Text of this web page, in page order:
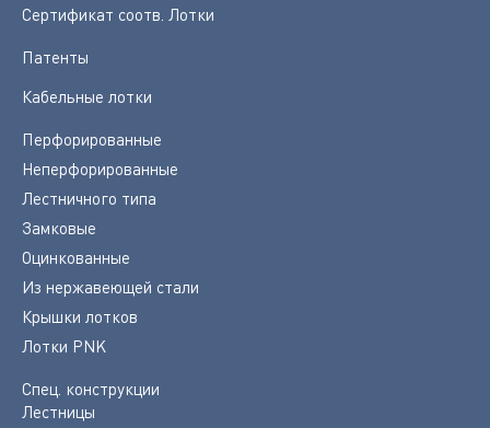
Сертификат соотв. Лотки
Патенты
Кабельные лотки
Перфорированные
Неперфорированные
Лестничного типа
Замковые
Оцинкованные
Из нержавеющей стали
Крышки лотков
Лотки PNK
Спец. конструкции
Лестницы